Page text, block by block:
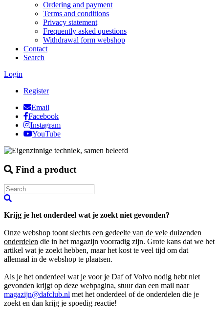
Ordering and payment
Terms and conditions
Privacy statement
Frequently asked questions
Withdrawal form webshop
Contact
Search
Login
Register
Email
Facebook
Instagram
YouTube
Find a product
Krijg je het onderdeel wat je zoekt niet gevonden?
Onze webshop toont slechts een gedeelte van de vele duizenden
onderdelen die in het magazijn voorradig zijn. Grote kans dat we het
artikel wat je zoekt hebben, maar het kost te veel tijd om dat
allemaal in de webshop te plaatsen.
Als je het onderdeel wat je voor je Daf of Volvo nodig hebt niet
gevonden krijgt op deze webpagina, stuur dan een mail naar
magazijn@dafclub.nl met het onderdeel of de onderdelen die je
zoekt en dan krijg je spoedig reactie!